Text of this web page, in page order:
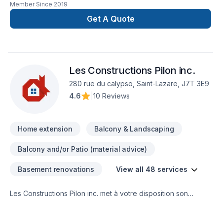
et une en Estrie pour mieux vous servir
Member Since 2019
Get A Quote
Les Constructions Pilon inc.
280 rue du calypso, Saint-Lazare, J7T 3E9
4.6
10 Reviews
Home extension Balcony & Landscaping
Balcony and/or Patio (material advice)
Basement renovations View all 48 services
Les Constructions Pilon inc. met à votre disposition son